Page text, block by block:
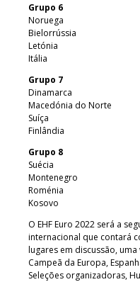
Grupo 6
Noruega
Bielorrússia
Letónia
Itália
Grupo 7
Dinamarca
Macedónia do Norte
Suíça
Finlândia
Grupo 8
Suécia
Montenegro
Roménia
Kosovo
O EHF Euro 2022 será a
internacional que contará
lugares em discussão,
Campeã da Europa,
Seleções organizadoras,